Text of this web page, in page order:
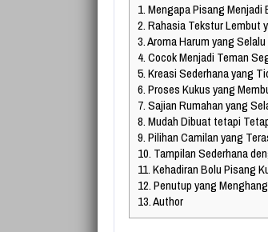
1.Mengapa Pisang
2.Rahasia Tekstur Lembut
3.Aroma Harum yang
4.Cocok Menjadi Teman
5.Kreasi Sederhana yang
6.Proses Kukus yang
7.Sajian Rumahan yang
8.Mudah Dibuat tetapi
9.Pilihan Camilan yang
10. Tampilan Sederhana
11.Kehadiran Bolu Pisang
12.Penutup yang
13.Author